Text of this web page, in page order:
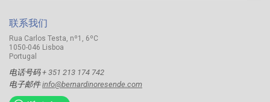
联系我们
Rua Carlos Testa, nº1, 6ºC
1050-046 Lisboa
Portugal
电话号码+ 351 213 174 742
电子邮件 info@bernardinoresende.com